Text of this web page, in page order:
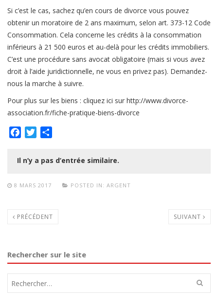
Si c’est le cas, sachez qu’en cours de divorce vous pouvez
obtenir un moratoire de 2 ans maximum, selon art. 373-12 Code
Consommation. Cela concerne les crédits à la consommation
inférieurs à 21 500 euros et au-delà pour les crédits immobiliers.
C’est une procédure sans avocat obligatoire (mais si vous avez
droit à l’aide juridictionnelle, ne vous en privez pas). Demandez-
nous la marche à suivre.
Pour plus sur les biens : cliquez ici sur http://www.divorce-
association.fr/fiche-pratique-biens-divorce
FacebookTwitter
Il n’y a pas d’entrée similaire.
8 MARS 2017 POSTED IN: ARGENT
PRÉCÉDENT SUIVANT
Rechercher sur le site